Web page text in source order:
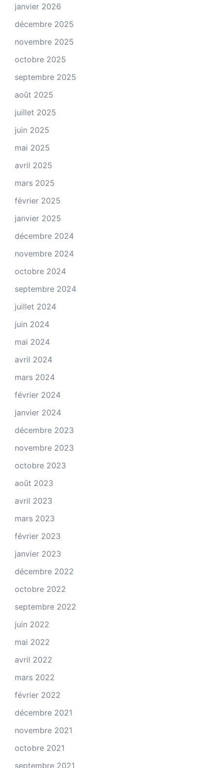
janvier 2026
décembre 2025
novembre 2025
octobre 2025
septembre 2025
août 2025
juillet 2025
juin 2025
mai 2025
avril 2025
mars 2025
février 2025
janvier 2025
décembre 2024
novembre 2024
octobre 2024
septembre 2024
juillet 2024
juin 2024
mai 2024
avril 2024
mars 2024
février 2024
janvier 2024
décembre 2023
novembre 2023
octobre 2023
août 2023
avril 2023
mars 2023
février 2023
janvier 2023
décembre 2022
octobre 2022
septembre 2022
juin 2022
mai 2022
avril 2022
mars 2022
février 2022
décembre 2021
novembre 2021
octobre 2021
septembre 2021